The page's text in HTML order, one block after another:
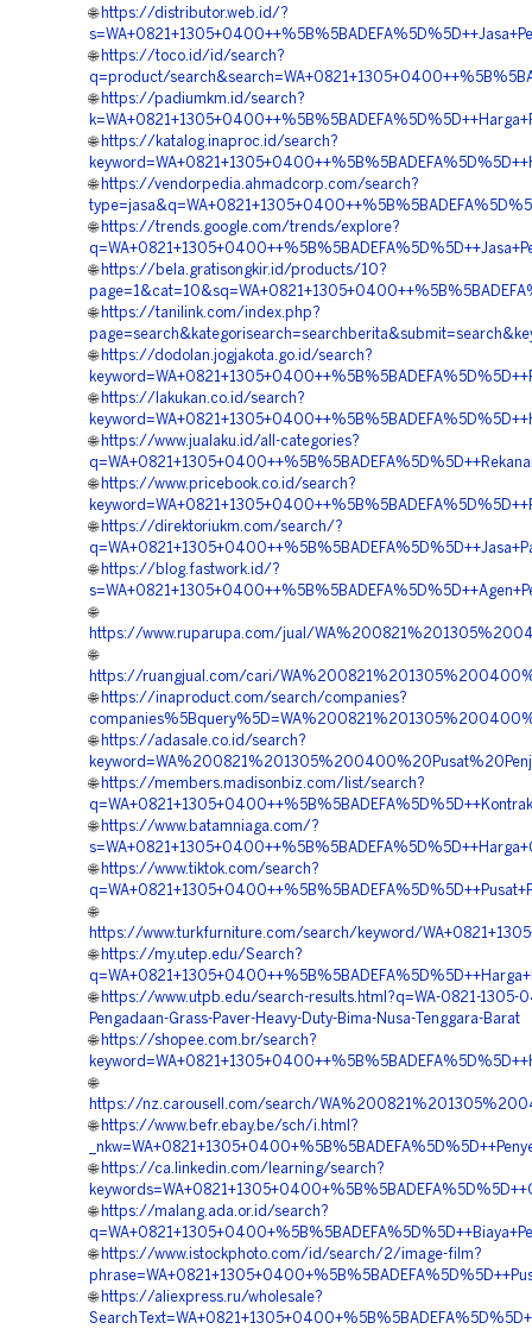
🌐 https://distributor.web.id/?
🌐 https://toco.id/id/search?
q=product/
🌐 https://padiumkm.id/search?
🌐 https://katalog.inaproc.id/search?
🌐 https://vendorpedia.ahmadcorp.com/search?
🌐 https://trends.google.com/trends/explore?
🌐 https://bela.gratisongkir.id/products/10?
🌐 https://tanilink.com/index.php?
🌐 https://dodolan.jogjakota.go.id/search?
🌐 https://lakukan.co.id/search?
🌐 https://www.jualaku.id/all-categories?
🌐 https://www.pricebook.co.id/search?
🌐 https://direktoriukm.com/search/?
🌐 https://blog.fastwork.id/?
🌐
https://www.ruparupa.com/jual/
🌐
https://ruangjual.com/cari/
🌐 https://inaproduct.com/search/companies?
🌐 https://adasale.co.id/search?
🌐 https://members.madisonbiz.com/list/search?
🌐 https://www.batamniaga.com/?
🌐 https://www.tiktok.com/search?
🌐
https://www.turkfurniture.com/search/keyword/
🌐 https://my.utep.edu/Search?
🌐 https://www.utpb.edu/search-results.html?q=WA-0821-1305-
Pengadaan-Grass-Paver-Heavy-Duty-Bima-Nusa-Tenggara-Barat
🌐 https://shopee.com.br/search?
🌐
https://nz.carousell.com/search/
🌐 https://www.befr.ebay.be/sch/i.html?
🌐 https://ca.linkedin.com/learning/search?
🌐 https://malang.ada.or.id/search?
🌐 https://www.istockphoto.com/id/search/2/image-film?
🌐 https://aliexpress.ru/wholesale?